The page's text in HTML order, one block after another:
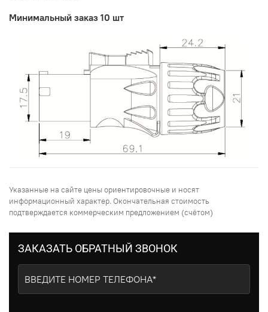
Минимальный заказ 10 шт
Указанные на сайте цены ориентировочные и носят
информационный характер. Окончательная стоимость
подтверждается коммерческим предложением (счётом)
ЗАКАЗАТЬ ОБРАТНЫЙ ЗВОНОК